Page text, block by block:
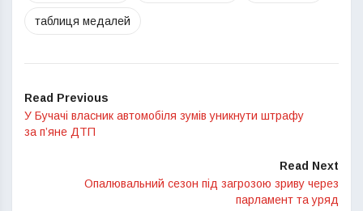
таблиця медалей
Read Previous
У Бучачі власник автомобіля зумів уникнути штрафу
за п’яне ДТП
Read Next
Опалювальний сезон під загрозою зриву через
парламент та уряд